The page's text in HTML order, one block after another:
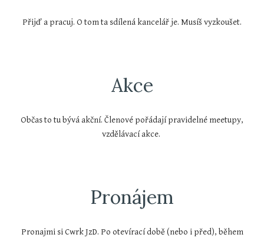
Přijď a pracuj. O tom ta sdílená kancelář je. Musíš vyzkoušet.
Akce
Občas to tu bývá akční. Členové pořádají pravidelné meetupy,
vzdělávací akce.
Pronájem
Pronajmi si Cwrk JzD. Po otevírací době (nebo i před), během